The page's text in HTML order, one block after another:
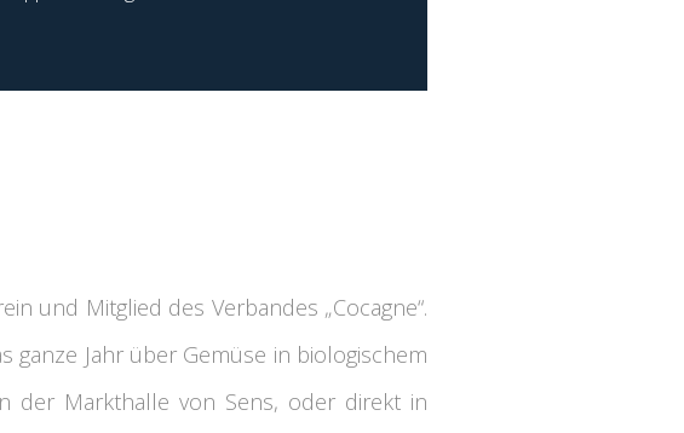
und Mitglied des Verbandes „Cocagne“.
ganze Jahr über Gemüse in biologischem
der Markthalle von Sens, oder direkt in